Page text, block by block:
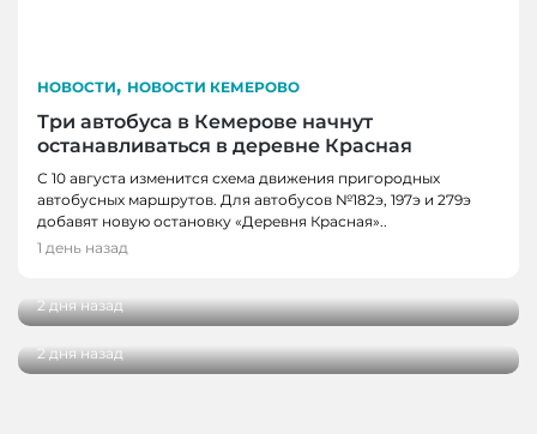
НОВОСТИ, НОВОСТИ КЕМЕРОВО
Три автобуса в Кемерове начнут
останавливаться в деревне Красная
С 10 августа изменится схема движения пригородных
автобусных маршрутов. Для автобусов №182э, 197э и 279э
добавят новую остановку «Деревня Красная»..
1 день назад
НОВОСТИ
В Кузбассе наградили лучших тренеров,
2 дня назад
НОВОСТИ, НОВОСТИ КЕМЕРОВО
годом
2 дня назад